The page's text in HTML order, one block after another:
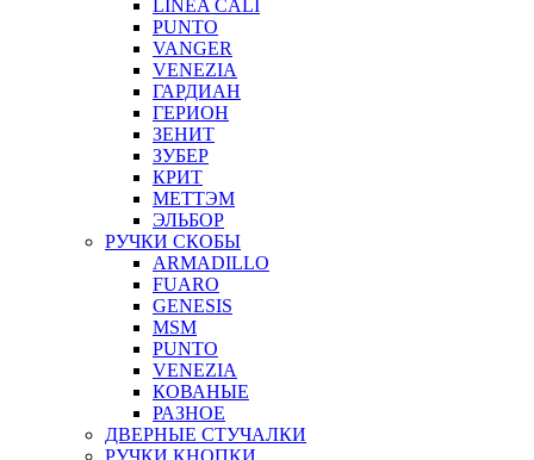
LINEA CALI
PUNTO
VANGER
VENEZIA
ГАРДИАН
ГЕРИОН
ЗЕНИТ
ЗУБЕР
КРИТ
МЕТТЭМ
ЭЛЬБОР
РУЧКИ СКОБЫ
ARMADILLO
FUARO
GENESIS
MSM
PUNTO
VENEZIA
КОВАНЫЕ
РАЗНОЕ
ДВЕРНЫЕ СТУЧАЛКИ
РУЧКИ КНОПКИ